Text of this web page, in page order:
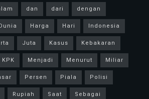
dan dari
dengan
Harga Hari
Indonesia
Juta Kasus
Kebakaran
KPK Menjadi Menurut
Miliar
Persen Piala
Polisi
Rupiah Saat
Sebagai